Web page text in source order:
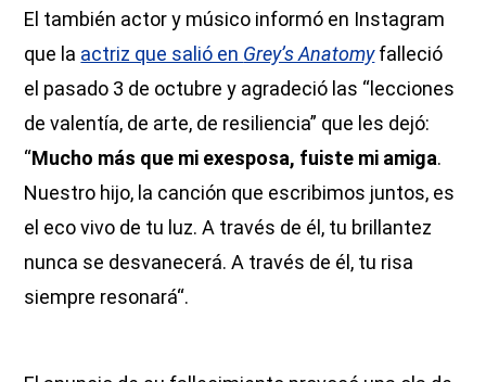
El también actor y músico informó en Instagram
que la actriz que salió en Grey’s Anatomyfalleció
el pasado 3 de octubre y agradeció las “lecciones
de valentía, de arte, de resiliencia” que les dejó:
“Mucho más que mi exesposa, fuiste mi amiga.
Nuestro hijo, la canción que escribimos juntos, es
el eco vivo de tu luz. A través de él, tu brillantez
nunca se desvanecerá. A través de él, tu risa
siempre resonará“.